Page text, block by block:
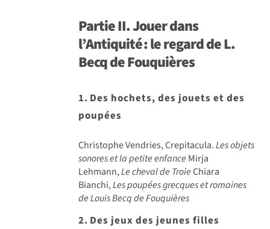
Partie II.Jouer dans
l’Antiquité: le regard de L.
Becq de Fouquières
1. Des hochets, des jouets et des
poupées
Christophe Vendries, Crepitacula.Les objets
sonores et la petite enfance Mirja
Lehmann,Le cheval de TroieChiara
Bianchi,Les poupées grecques et romaines
de Louis Becq de Fouquières
2. Des jeux des jeunes filles